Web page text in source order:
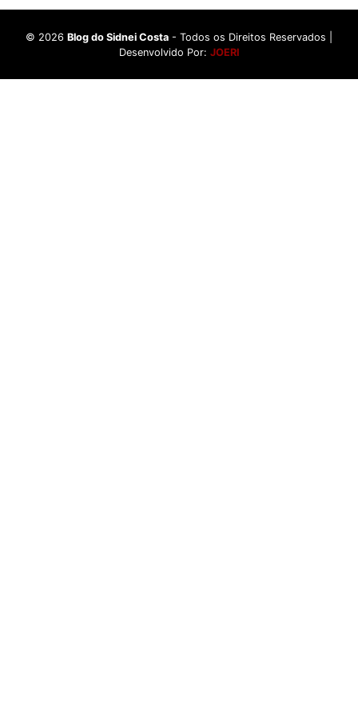
© 2026 Blog do Sidnei Costa - Todos os Direitos Reservados |
Desenvolvido Por: JOERI